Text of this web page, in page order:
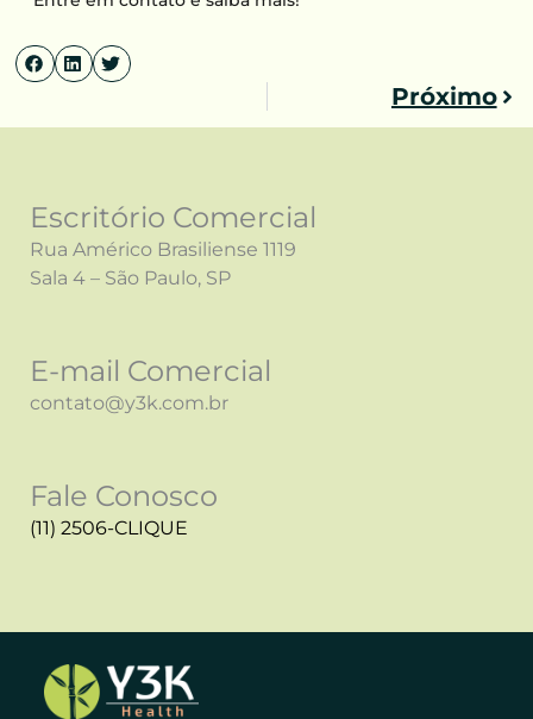
Próximo
Escritório Comercial
Rua Américo Brasiliense 1119
Sala 4 – São Paulo, SP
E-mail Comercial
contato@y3k.com.br
Fale Conosco
(11) 2506-CLIQUE